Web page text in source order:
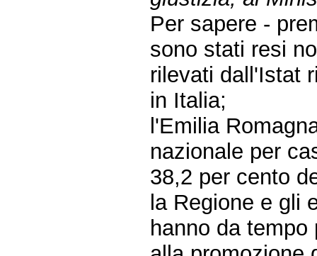
Per sapere -
sono stati resi
rilevati dall'Istat
in Italia;
l'Emilia
nazionale per
38,2 per cento
la Regione e gli
hanno da